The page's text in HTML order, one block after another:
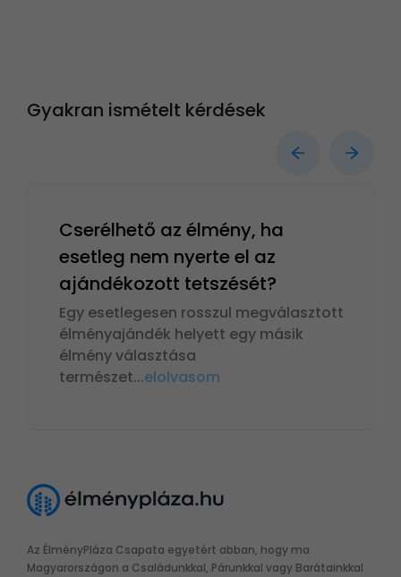
Gyakran ismételt kérdések
Cserélhető az élmény, ha
esetleg nem nyerte el az
ajándékozott tetszését?
Egy esetlegesen rosszul megválasztott
élményajándék helyett egy másik
élmény választása
természet...elolvasom
Az ÉlményPláza Csapata egyetért abban, hogy ma
Magyarországon a Családunkkal, Párunkkal vagy Barátainkkal